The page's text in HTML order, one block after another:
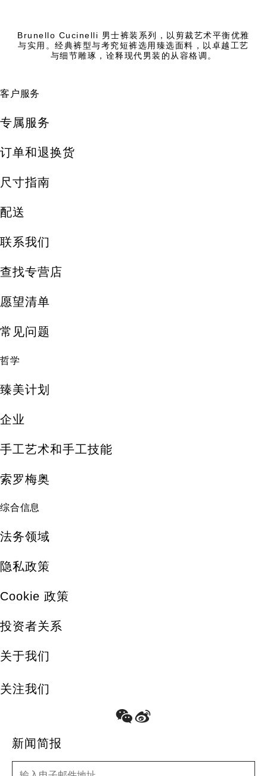
Brunello Cucinelli 男士裤装系列，以剪裁艺术平衡优雅
与实用。经典裤型与考究短裤选用臻选面料，以卓越工艺
与细节雕琢，诠释现代男装的从容格调。
新闻简报
客户服务
专属服务
订单和退换货
尺寸指南
配送
联系我们
查找专营店
愿望清单
常见问题
哲学
臻美计划
企业
手工艺术和手工技能
索罗梅奥
综合信息
法务领域
隐私政策
Cookie 政策
投资者关系
关于我们
关注我们